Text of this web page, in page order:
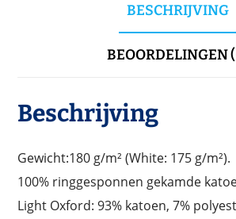
BESCHRIJVING
BEOORDELINGEN
Beschrijving
Gewicht:180 g/m² (White: 175 g/m²).
100% ringgesponnen gekamde
Light Oxford: 93% katoen, 7%